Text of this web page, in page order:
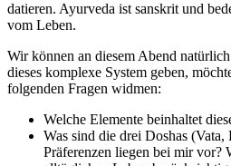
datieren. Ayurveda ist sanskrit und
vom Leben.
Wir können an diesem Abend
dieses komplexe System geben,
folgenden Fragen widmen:
Welche Elemente beinhaltet
Was sind die drei Doshas (Vata,
Präferenzen liegen bei mir vor?